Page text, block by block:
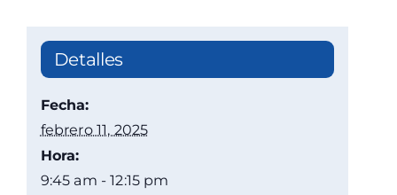
Detalles
Fecha:
febrero 11, 2025
Hora:
9:45 am - 12:15 pm